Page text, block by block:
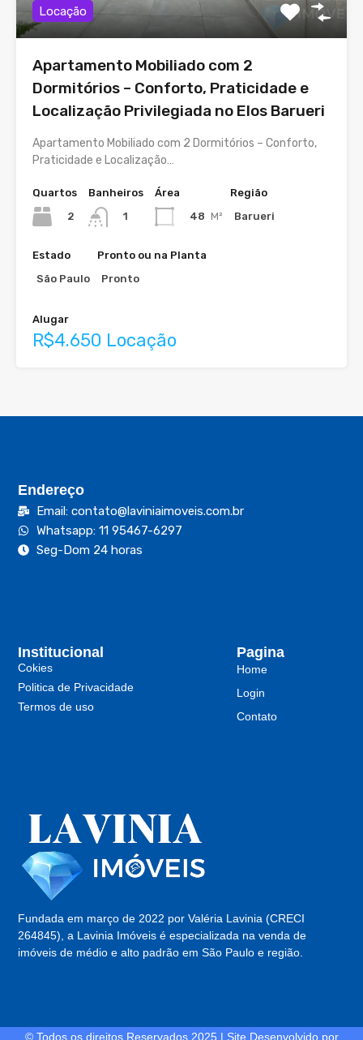
Locação
Apartamento Mobiliado com 2
Dormitórios – Conforto, Praticidade e
Localização Privilegiada no Elos Barueri
Apartamento Mobiliado com 2 Dormitórios – Conforto,
Praticidade e Localização…
Quartos
2
Banheiros
1
Área
48 M²
Região
Barueri
Estado
São Paulo
Pronto ou na Planta
Pronto
Alugar
R$4.650 Locação
Fundada em março de 2022 por Valéria Lavinia (CRECI
264845), a Lavinia Imóveis é especializada na venda de
imóveis de médio e alto padrão em São Paulo e região.
Pagina
Home
Login
Contato
Institucional
Cokies
Politica de Privacidade
Termos de uso
Endereço
Email: contato@laviniaimoveis.com.br
Whatsapp: 11 95467-6297
Seg-Dom 24 horas
© Todos os direitos Reservados 2025 | Site Desenvolvido por